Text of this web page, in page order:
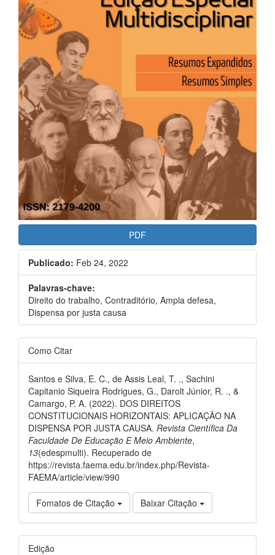
PDF
Publicado: Feb 24, 2022
Palavras-chave:
Direito do trabalho, Contraditório, Ampla defesa,
Dispensa por justa causa
Como Citar
Santos e Silva, E. C., de Assis Leal, T. ., Sachini
Capitanio Siqueira Rodrigues, G., Darolt Júnior, R. ., &
Camargo, P. A. (2022). DOS DIREITOS
CONSTITUCIONAIS HORIZONTAIS: APLICAÇÃO NA
DISPENSA POR JUSTA CAUSA. Revista Científica Da
Faculdade De Educação E Meio Ambiente,
13(edespmulti). Recuperado de
https://revista.faema.edu.br/index.php/Revista-
FAEMA/article/view/990
Fomatos de Citação Baixar Citação
Edição